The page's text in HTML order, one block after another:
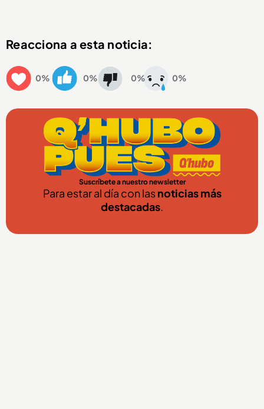
Reacciona a esta noticia:
0% 0% 0% 0%
Suscríbete a nuestro newsletter
Para estar al día con lasnoticias más
destacadas.